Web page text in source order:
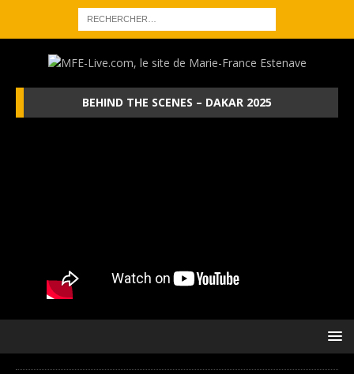
BEHIND THE SCENES – DAKAR 2025